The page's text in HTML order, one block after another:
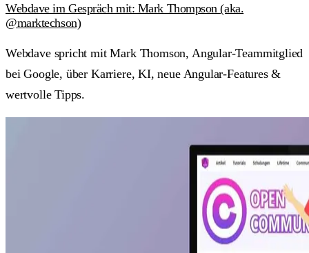
Webdave im Gespräch mit: Mark Thompson (aka.
@marktechson)
Webdave spricht mit Mark Thomson, Angular-Teammitglied
bei Google, über Karriere, KI, neue Angular-Features &
wertvolle Tipps.